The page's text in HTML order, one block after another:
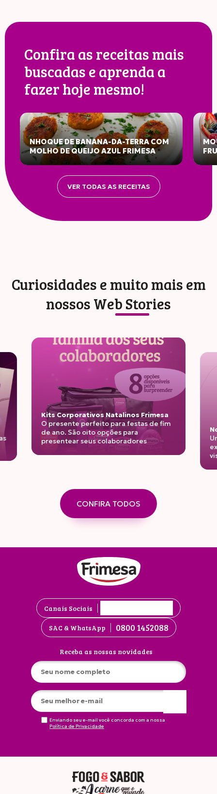
Confira as receitas mais
buscadas e aprenda a
fazer hoje mesmo!
NHOQUE DE BANANA-DA-TERRA COM
MOLHO DE QUEIJO AZUL FRIMESA
VER TODAS AS RECEITAS
Curiosidades e muito mais em
nossos Web Stories
Kits Corporativos Natalinos Frimesa
O presente perfeito para festas de fim
de ano. São oito opções para
presentear seus colaboradores
CONFIRA TODOS
Canais Sociais
SAC & WhatsApp 0800 1452088
Receba as nossas novidades
Enviando seu e-mail você concorda com a nossa
Política de Privacidade